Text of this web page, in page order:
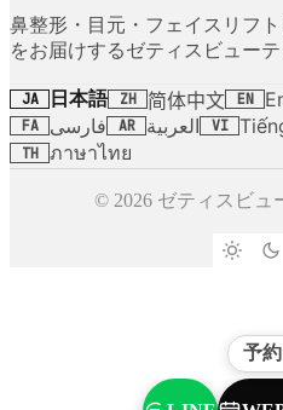
鼻整形・目元・フェイスリフ
をお届けするゼティスビュー
JA 日本語 ZH 简体中文 EN
FA فارسی AR العربية VI
TH ภาษาไทย
© 2026 ゼティスビュ
予約